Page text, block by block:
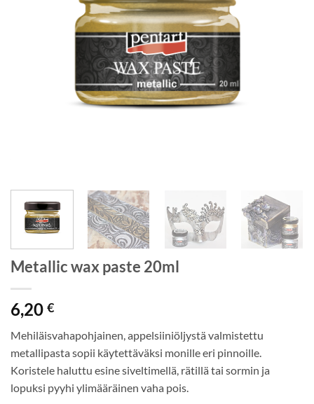
Metallic wax paste 20ml
6,20 €
Mehiläisvahapohjainen, appelsiiniöljystä valmistettu
metallipasta sopii käytettäväksi monille eri pinnoille.
Koristele haluttu esine siveltimellä, rätillä tai sormin ja
lopuksi pyyhi ylimääräinen vaha pois.